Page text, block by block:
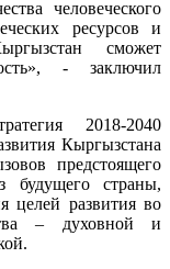
человеческого
ресурсов и
сможет
- заключил
2018-2040
Кыргызстана
предстоящего
будущего страны,
целей развития во
– духовной и